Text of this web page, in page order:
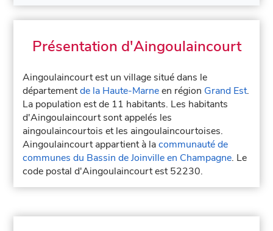
Présentation d'Aingoulaincourt
Aingoulaincourt est un village situé dans le
départementde la Haute-Marneen région Grand Est.
La population est de 11 habitants. Les habitants
d'Aingoulaincourt sont appelés les
aingoulaincourtois et les aingoulaincourtoises.
Aingoulaincourt appartient à lacommunauté de
communes du Bassin de Joinville en Champagne. Le
code postal d'Aingoulaincourt est 52230.